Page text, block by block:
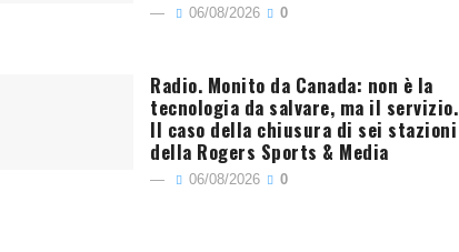
06/08/2026 0
Radio. Monito da Canada: non è la
tecnologia da salvare, ma il servizio.
Il caso della chiusura di sei stazioni
della Rogers Sports & Media
06/08/2026 0